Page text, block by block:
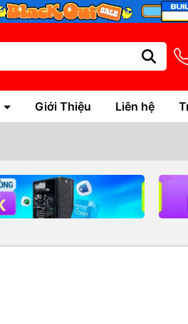
Giới Thiệu Liên hệ